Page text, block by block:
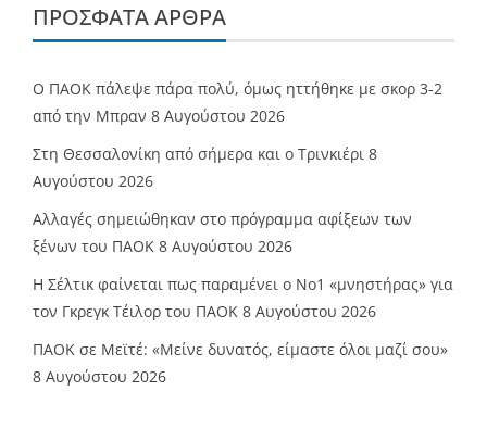
ΠΡΌΣΦΑΤΑ ΆΡΘΡΑ
Ο ΠΑΟΚ πάλεψε πάρα πολύ, όμως ηττήθηκε με σκορ 3-2
από την Μπραν 8 Αυγούστου 2026
Στη Θεσσαλονίκη από σήμερα και ο Τρινκιέρι 8
Αυγούστου 2026
Αλλαγές σημειώθηκαν στο πρόγραμμα αφίξεων των
ξένων του ΠΑΟΚ 8 Αυγούστου 2026
Η Σέλτικ φαίνεται πως παραμένει ο Νο1 «μνηστήρας» για
τον Γκρεγκ Τέιλορ του ΠΑΟΚ 8 Αυγούστου 2026
ΠΑΟΚ σε Μεϊτέ: «Μείνε δυνατός, είμαστε όλοι μαζί σου»
8 Αυγούστου 2026